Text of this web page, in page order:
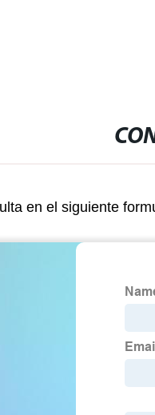
en el siguiente